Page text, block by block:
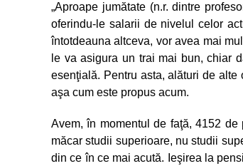
„Aproape jumătate (n.r. dintre
oferindu-le salarii de nivelul celor
întotdeauna altceva, vor avea mai
le va asigura un trai mai bun, chiar
esenţială. Pentru asta, alături de
aşa cum este propus acum.
Avem, în momentul de faţă, 4152
măcar studii superioare, nu studii
din ce în ce mai acută. Ieşirea la